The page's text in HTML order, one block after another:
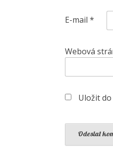
E-mail *
Webová
Uložit